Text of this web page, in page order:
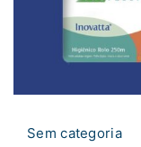
Sem categoria